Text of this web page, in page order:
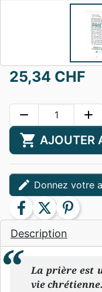
Description
La prière est
vie chrétienne.
25,34 CHF
remove add
shopping_cart AJOUTER
edit Donnez votre
facebook twitter pinterest